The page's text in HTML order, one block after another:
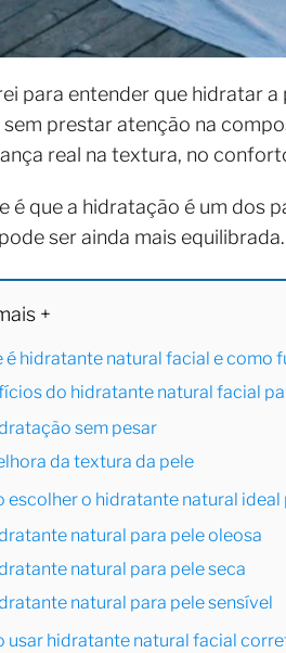
para entender que hidratar
prestar atenção na
real na textura, no
é que a hidratação é um dos
ser ainda mais equilibrada.
+
é hidratante natural facial e como
do hidratante natural facial
sem pesar
da textura da pele
escolher o hidratante natural ideal
natural para pele oleosa
natural para pele seca
natural para pele sensível
usar hidratante natural facial